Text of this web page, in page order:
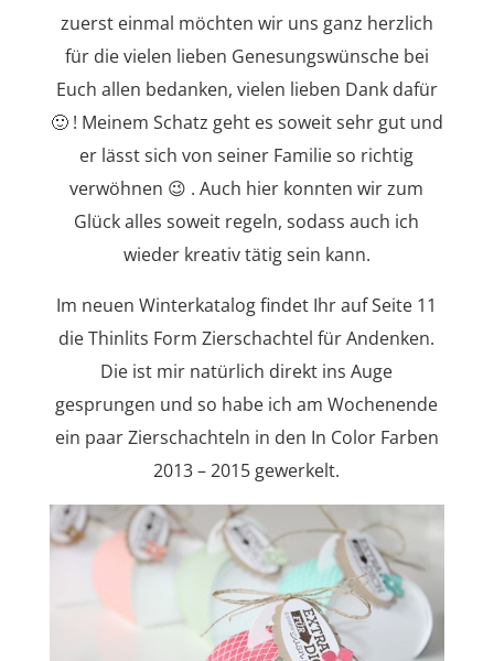
zuerst einmal möchten wir uns ganz herzlich
für die vielen lieben Genesungswünsche bei
Euch allen bedanken, vielen lieben Dank dafür
🙂 ! Meinem Schatz geht es soweit sehr gut und
er lässt sich von seiner Familie so richtig
verwöhnen 😉 . Auch hier konnten wir zum
Glück alles soweit regeln, sodass auch ich
wieder kreativ tätig sein kann.
Im neuen Winterkatalog findet Ihr auf Seite 11
die Thinlits Form Zierschachtel für Andenken.
Die ist mir natürlich direkt ins Auge
gesprungen und so habe ich am Wochenende
ein paar Zierschachteln in den In Color Farben
2013 – 2015 gewerkelt.